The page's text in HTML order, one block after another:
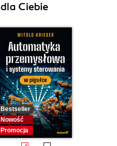
Ciebie
Bestseller
Nowość
Promocja